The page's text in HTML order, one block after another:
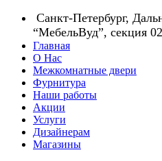
Санкт-Петербург,
“МебельВуд”, секция
Главная
О Нас
Межкомнатные двери
Фурнитура
Наши работы
Акции
Услуги
Дизайнерам
Магазины